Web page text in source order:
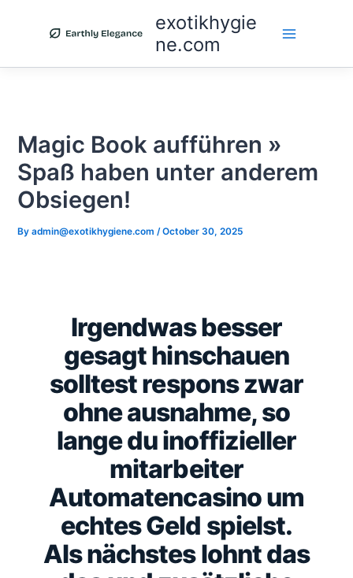
exotikhygie
ne.com
Magic Book aufführen »
Spaß haben unter anderem
Obsiegen!
Byadmin@exotikhygiene.com/October 30, 2025
Irgendwas besser
gesagt hinschauen
solltest respons zwar
ohne ausnahme, so
lange du inoffizieller
mitarbeiter
Automatencasino um
echtes Geld spielst.
Als nächstes lohnt das